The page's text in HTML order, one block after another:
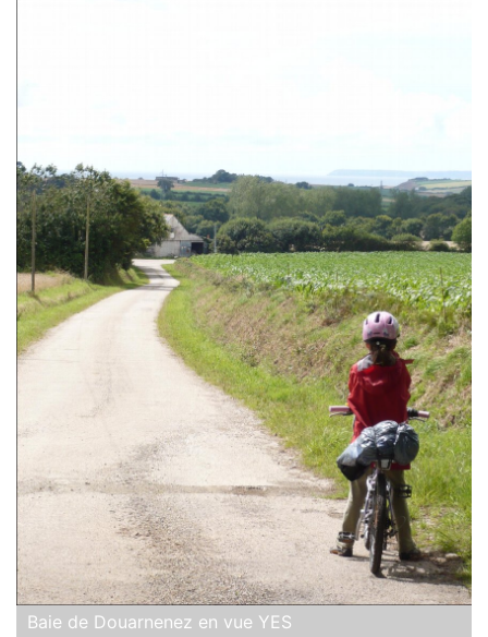
Baie de Douarnenez en vue YES